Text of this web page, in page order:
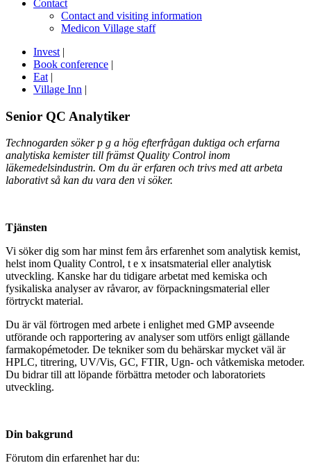
Contact
Contact and visiting information
Medicon Village staff
Invest |
Book conference |
Eat |
Village Inn |
Senior QC Analytiker
Technogarden söker p g a hög efterfrågan duktiga och erfarna
analytiska kemister till främst Quality Control inom
läkemedelsindustrin. Om du är erfaren och trivs med att arbeta
laborativt så kan du vara den vi söker.
Tjänsten
Vi söker dig som har minst fem års erfarenhet som analytisk kemist,
helst inom Quality Control, t e x insatsmaterial eller analytisk
utveckling. Kanske har du tidigare arbetat med kemiska och
fysikaliska analyser av råvaror, av förpackningsmaterial eller
förtryckt material.
Du är väl förtrogen med arbete i enlighet med GMP avseende
utförande och rapportering av analyser som utförs enligt gällande
farmakopémetoder. De tekniker som du behärskar mycket väl är
HPLC, titrering, UV/Vis, GC, FTIR, Ugn- och våtkemiska metoder.
Du bidrar till att löpande förbättra metoder och laboratoriets
utveckling.
Din bakgrund
Förutom din erfarenhet har du: